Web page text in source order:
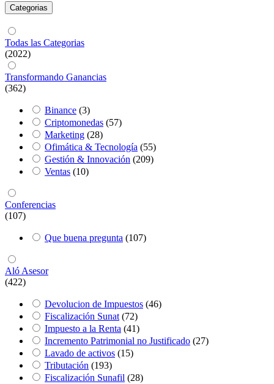
Categorias
Todas las Categorias
(2022)
Transformando Ganancias
(362)
Binance (3)
Criptomonedas (57)
Marketing (28)
Ofimática & Tecnología (55)
Gestión & Innovación (209)
Ventas (10)
Conferencias
(107)
Que buena pregunta (107)
Aló Asesor
(422)
Devolucion de Impuestos (46)
Fiscalización Sunat (72)
Impuesto a la Renta (41)
Incremento Patrimonial no Justificado (27)
Lavado de activos (15)
Tributación (193)
Fiscalización Sunafil (28)